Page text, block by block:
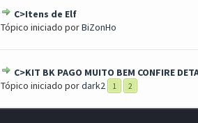
C>Itens de Elf
Tópico iniciado porBiZonHo
C>KIT BK PAGO MUITO BEM CONFIRE
Tópico iniciado pordark2 1 2
1 Voto(s) - 5 de 5 em
12345